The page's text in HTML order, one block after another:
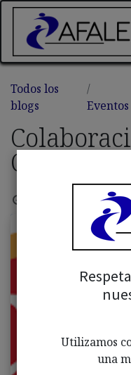
Todos los
blogs
Eventos
COBELLA
18 marzo, 2025
Utilizamos
una